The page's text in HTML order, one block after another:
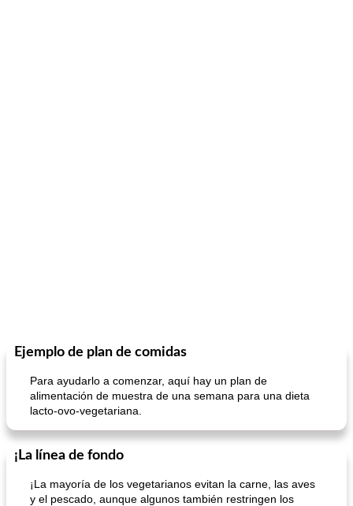
Ejemplo de plan de comidas
Para ayudarlo a comenzar, aquí hay un plan de
alimentación de muestra de una semana para una dieta
lacto-ovo-vegetariana.
¡La línea de fondo
¡La mayoría de los vegetarianos evitan la carne, las aves
y el pescado, aunque algunos también restringen los